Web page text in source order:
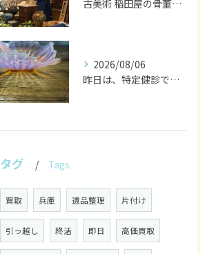
古美術 稲田屋の骨董家具と遺品整理の目利き
2026/08/06
昨日は、特定健診でした。
タグ Tags
買取 兵庫 遺品整理 片付け
引っ越し 終活 即日 高価買取